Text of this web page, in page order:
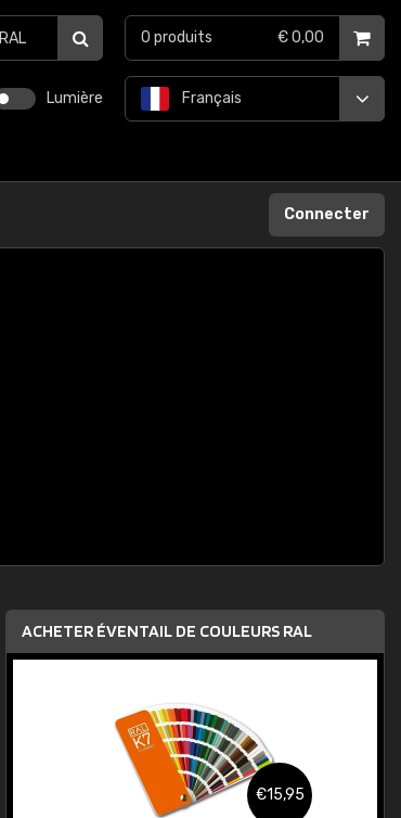
Lumière Français
0 produits € 0,00
Connecter
ACHETER ÉVENTAIL DE COULEURS RAL
€15,95